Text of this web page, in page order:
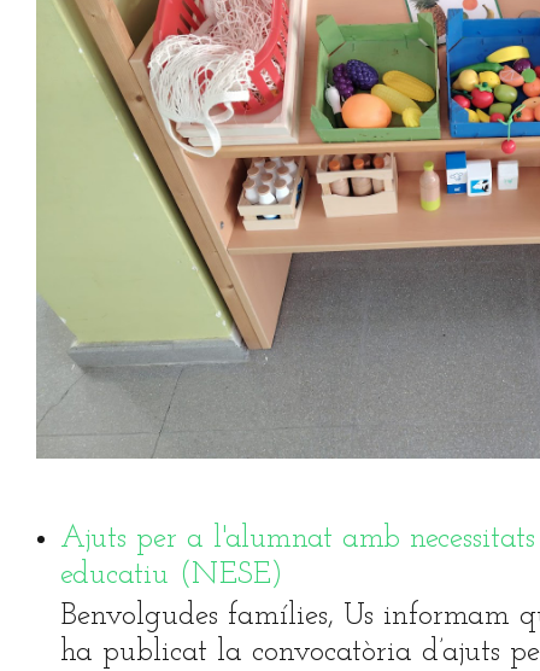
Ajuts per a l'alumnat amb
educatiu (NESE)
Benvolgudes famílies, Us informam
ha publicat la convocatòria d’ajuts